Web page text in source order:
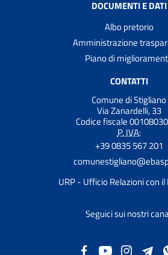
DOCUMENTI E DATI
Albo pretorio
Amministrazione
Piano di
CONTATTI
Comune di Stigliano
Via Zanardelli, 33
Codice fiscale
P. IVA:
+39 0835 567 201
URP - Ufficio Relazioni con
Seguici sui nostri